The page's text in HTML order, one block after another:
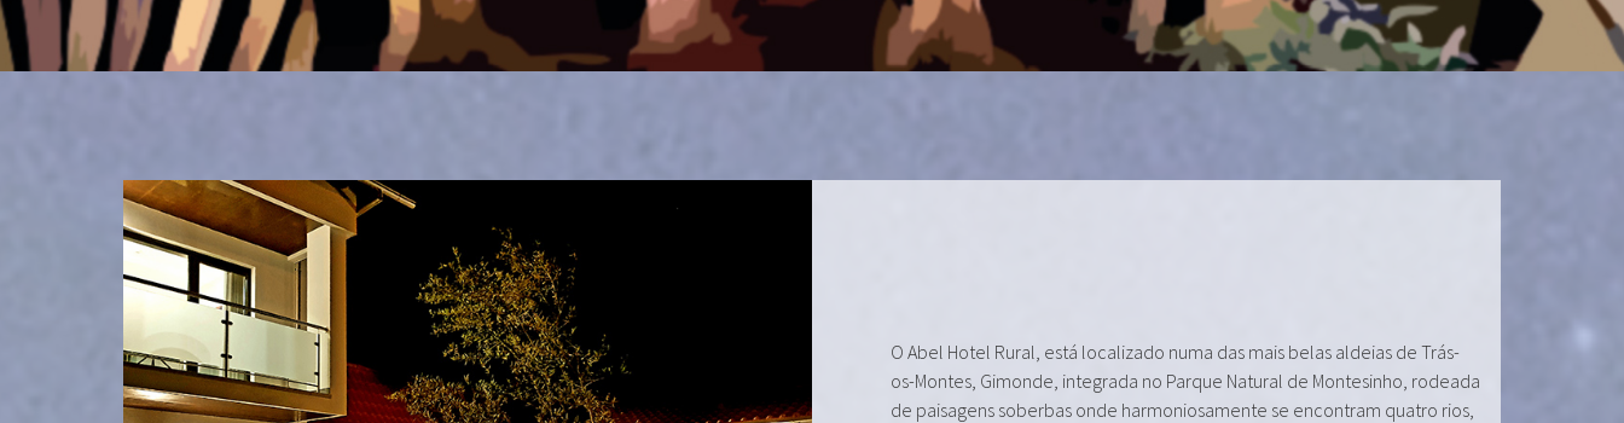
O Abel Hotel Rural, está localizado numa das mais belas aldeias de Trás-
os-Montes, Gimonde, integrada no Parque Natural de Montesinho, rodeada
de paisagens soberbas onde harmoniosamente se encontram quatro rios,